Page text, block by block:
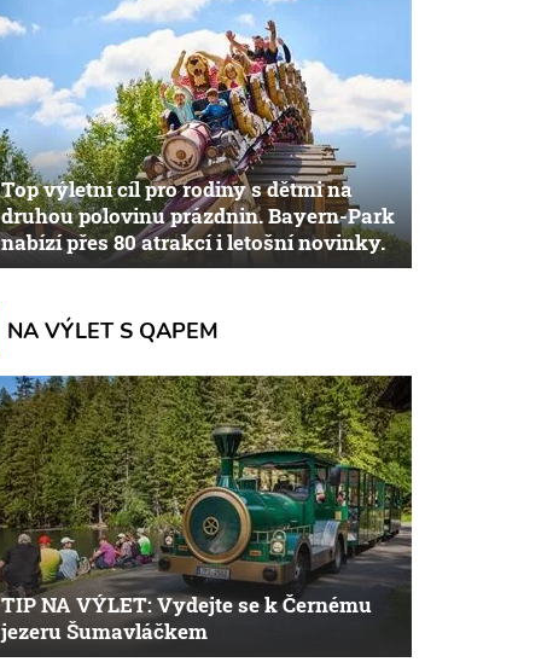
Top výletní cíl pro rodiny s dětmi na
druhou polovinu prázdnin. Bayern-Park
nabízí přes 80 atrakcí i letošní novinky.
NA VÝLET S QAPEM
TIP NA VÝLET: Vydejte se k Černému
jezeru Šumavláčkem